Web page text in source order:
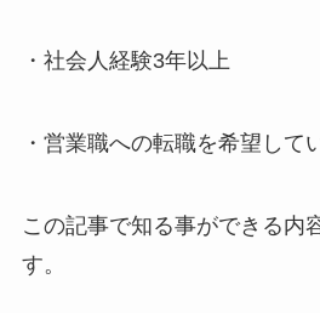
・社会人経験3年以上
・営業職への転職を希望して
この記事で知る事ができる内
す。